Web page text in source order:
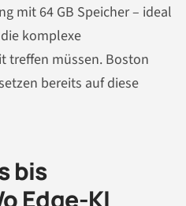
mit 64 GB Speicher – ideal
komplexe
treffen müssen. Boston
bereits auf diese
bis
Edge-KI